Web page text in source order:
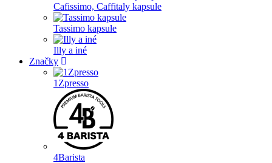
Cafissimo, Caffitaly kapsule
Tassimo kapsule
Illy a iné
Značky
1Zpresso
4Barista